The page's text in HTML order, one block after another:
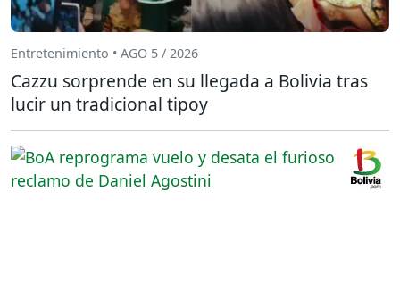
Entretenimiento • AGO 5 / 2026
Cazzu sorprende en su llegada a Bolivia tras
lucir un tradicional tipoy